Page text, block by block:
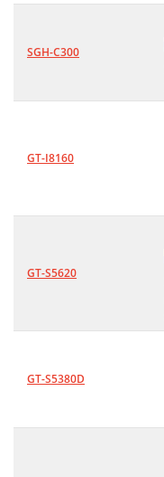
SGH-C300
GT-I8160
GT-S5620
GT-S5380D